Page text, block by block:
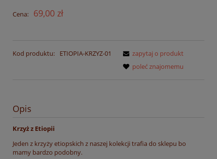
Cena: 69,00 zł
Kod produktu: ETIOPIA-KRZYZ-01
zapytaj o produkt
poleć znajomemu
Opis
Krzyż z Etiopii
Jeden z krzyży etiopskich z naszej kolekcji trafia do sklepu bo
mamy bardzo podobny.